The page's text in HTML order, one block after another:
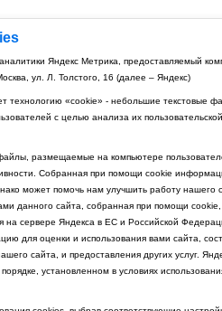
Яндекс Метрика, предоставляемый
ул. Л. Толстого, 16 (далее – Яндекс)
технологию «cookie» - небольшие текстовые
с целью анализа их пользовательской
размещаемые на компьютере
Собранная при помощи cookie
может помочь нам улучшить работу нашего
данного сайта, собранная при помощи cookie,
на сервере Яндекса в ЕС и Российской
для оценки и использования вами сайта,
сайта, и предоставления других услуг.
установленном в условиях